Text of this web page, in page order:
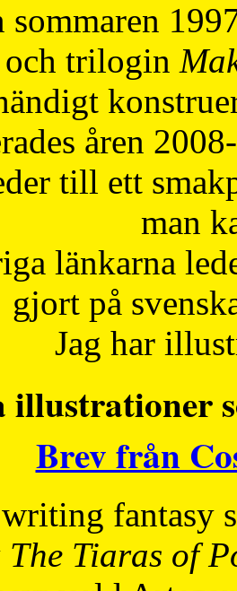
sommaren
och trilogin
åren
till ett
man
länkarna
gjort på
Jag har
illustrationer
Brev från
fantasy
The Tiaras of